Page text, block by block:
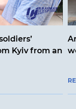
Kyiv from an